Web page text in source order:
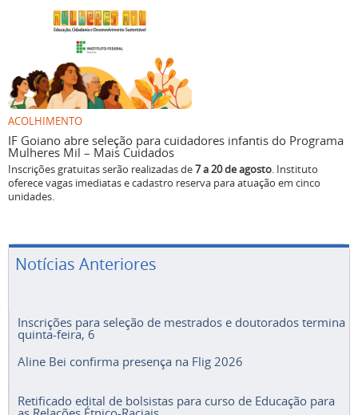
ACOLHIMENTO
IF Goiano abre seleção para cuidadores infantis do Programa
Mulheres Mil – Mais Cuidados
Inscrições gratuitas serão realizadas de7 a 20 de agosto. Instituto
oferece vagas imediatas e cadastro reserva para atuação em cinco
unidades.
Notícias Anteriores
Inscrições para seleção de mestrados e doutorados termina
quinta-feira, 6
Aline Bei confirma presença na Flig 2026
Retificado edital de bolsistas para curso de Educação para